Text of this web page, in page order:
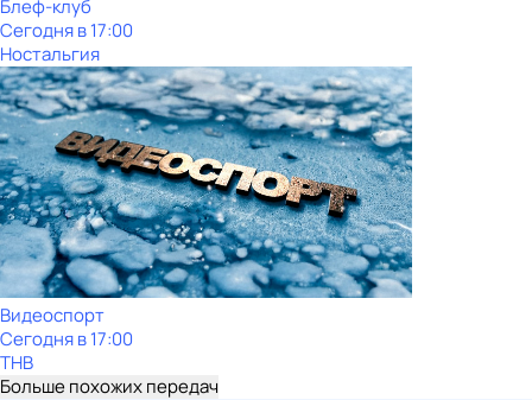
Блеф-клуб
Сегодня в 17:00
Ностальгия
Видеоспорт
Сегодня в 17:00
ТНВ
Больше похожих передач